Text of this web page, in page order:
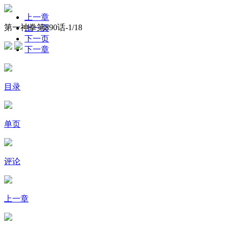
第一神拳第890话-1/18
上一章
上一页
下一页
下一章
目录
单页
评论
上一章